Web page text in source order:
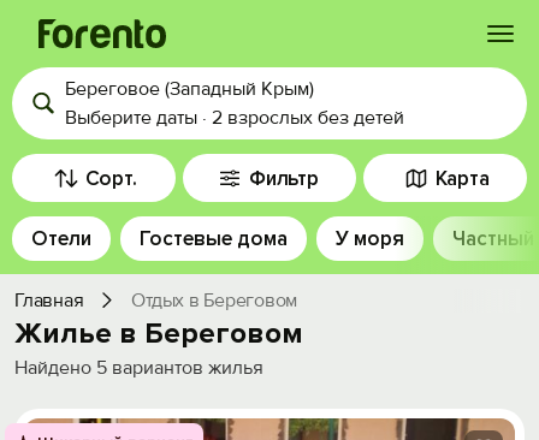
Войти
Избранное
История просмотра
Добавить свой объект
Береговое (Западный Крым)
Выберите даты · 2 взрослых без детей
Сорт. Фильтр Карта
Отели Гостевые дома У моря Частный
Главная Отдых в Береговом
Жилье в Береговом
Найдено 5 вариантов жилья